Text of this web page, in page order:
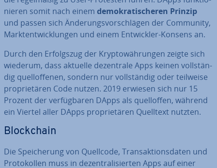
nie­ren somit nach einem de­mo­kra­ti­sche­ren Prinzip
und passen sich Än­de­rungs­vor­schlä­gen der Community,
Markt­ent­wick­lun­gen und einem Ent­wick­ler-Konsens an.
Durch den Er­folgs­zug der Kryp­to­wäh­run­gen zeigte sich
wiederum, dass aktuelle de­zen­tra­le Apps keinen voll­stän­
dig quell­of­fe­nen, sondern nur voll­stän­dig oder teilweise
pro­prie­tä­ren Code nutzen. 2019 erwiesen sich nur 15
Prozent der ver­füg­ba­ren DApps als quell­of­fen, während
ein Viertel aller DApps pro­prie­tä­ren Quelltext nutzten.
Block­chain
Die Spei­che­rung von Quellcode, Trans­ak­ti­ons­da­ten und
Pro­to­kol­len muss in de­zen­tra­li­sier­ten Apps auf einer